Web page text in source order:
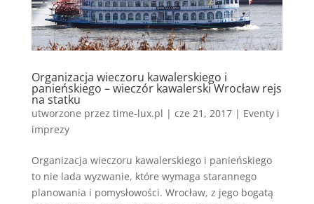
Organizacja wieczoru kawalerskiego i
panieńskiego – wieczór kawalerski Wrocław rejs
na statku
utworzone przez time-lux.pl | cze 21, 2017| Eventy i
imprezy
Organizacja wieczoru kawalerskiego i panieńskiego
to nie lada wyzwanie, które wymaga starannego
planowania i pomysłowości. Wrocław, z jego bogatą